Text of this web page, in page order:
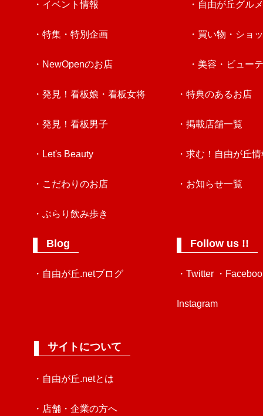
・イベント情報
・特集・特別企画
・NewOpenのお店
・発見！看板娘・看板女将
・発見！看板男子
・Let's Beauty
・こだわりのお店
・ぶらり飲み歩き
Blog
・自由が丘.netブログ
・自由が丘グルメ
・買い物・ショ
・美容・ビュー
・特典のあるお店
・掲載店舗一覧
・求む！自由が丘
・お知らせ一覧
Follow us !!
・Twitter ・
Instagram
サイトについて
・自由が丘.netとは
・店舗・企業の方へ